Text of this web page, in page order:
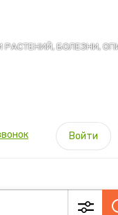
РАСТЕНИЙ, БОЛЕЗНИ,
Войти